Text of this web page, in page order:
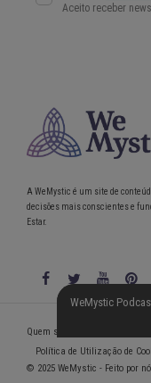
WeMystic
A WeMystic é um site de
decisões mais conscientes e
Estar.
WeMystic
Quem somos
Política de Utilização de
© 2025 WeMystic - Feito por